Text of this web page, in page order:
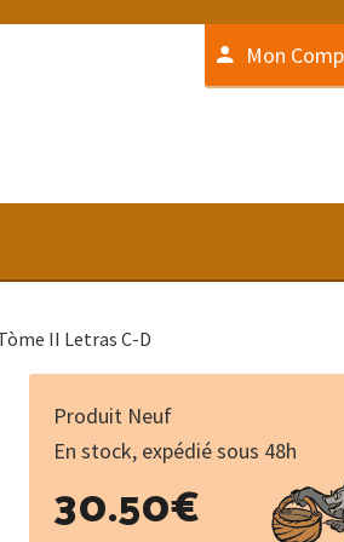
Mon
II Letras C-D
Produit Neuf
En stock, expédié sous 48h
30.50€
de